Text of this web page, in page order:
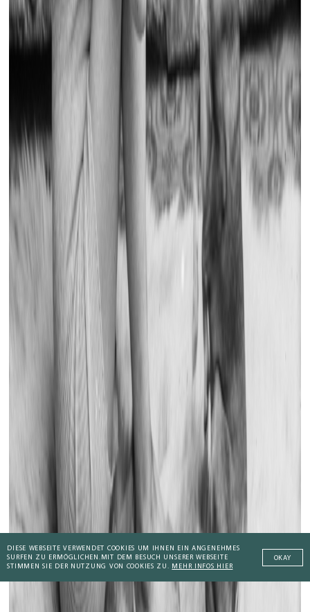
DIESE WEBSEITE VERWENDET COOKIES UM IHNEN EIN ANGENEHMES
SURFEN ZU ERMÖGLICHEN. MIT DEM BESUCH UNSERER WEBSEITE
STIMMEN SIE DER NUTZUNG VON COOKIES ZU. MEHR INFOS HIER
OKAY